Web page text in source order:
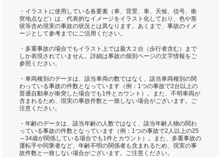
・イラストに使用している各要素（車、背景、車、天候、信号、衝
突地点など）は、代表的なイメージをイラスト化しており、色や形
状等含め現実の事故の状況とは異なります。あくまで、事故のイメ
ージとして参考までにご活用ください。
・多重事故の場合でもイラスト上では最大２台（歩行者含む）まで
しか表現されていません。詳細は事故の個別ページの文字情報をご
参照ください。
・車両種別のデータは、該当車両の数ではなく、該当車両種別の関
わっている事故の件数となっています（例：1つの事故で2台以上の
普通自動車が衝突した場合でも1件とカウント）。また、不明車両が
含まれるため、現実の事故件数と一致しない場合がございます。ご
注意ください。
・年齢のデータは、該当年齢の人数ではなく、該当年齢人物の関わ
っている事故の件数となっています（例：1つの事故で2人以上の25
～34歳が関係している場合でも1件とカウント）。また、多重事故の
運転手や同乗者など、年齢不明の関係者も含まれるため、現実の事
故件数と一致しない場合がございます。ご注意ください。